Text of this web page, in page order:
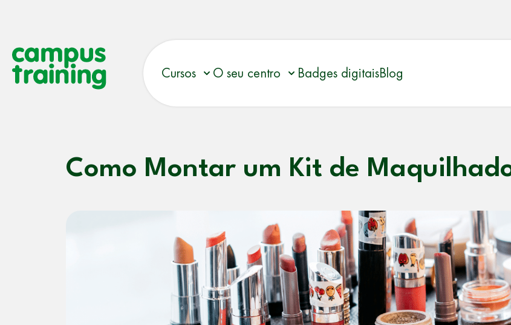
Cursos O seu centro Badges digitaisBlog
Como Montar um Kit de